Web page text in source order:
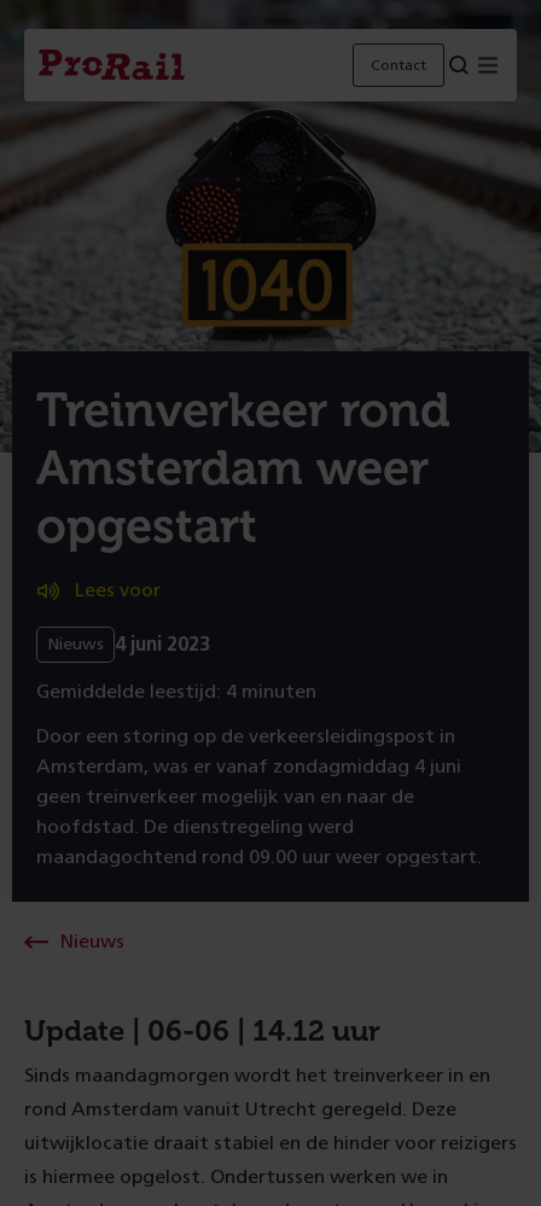
Navigatie
Homepage
ProRail
Contact
Treinverkeer rond
Amsterdam weer
opgestart
Lees voor
Nieuws 4 juni 2023
Gemiddelde leestijd: 4 minuten
Door een storing op de verkeersleidingspost in
Amsterdam, was er vanaf zondagmiddag 4 juni
geen treinverkeer mogelijk van en naar de
hoofdstad. De dienstregeling werd
maandagochtend rond 09.00 uur weer opgestart.
Nieuws
Update | 06-06 | 14.12 uur
Sinds maandagmorgen wordt het treinverkeer in en
rond Amsterdam vanuit Utrecht geregeld. Deze
uitwijklocatie draait stabiel en de hinder voor reizigers
is hiermee opgelost. Ondertussen werken we in